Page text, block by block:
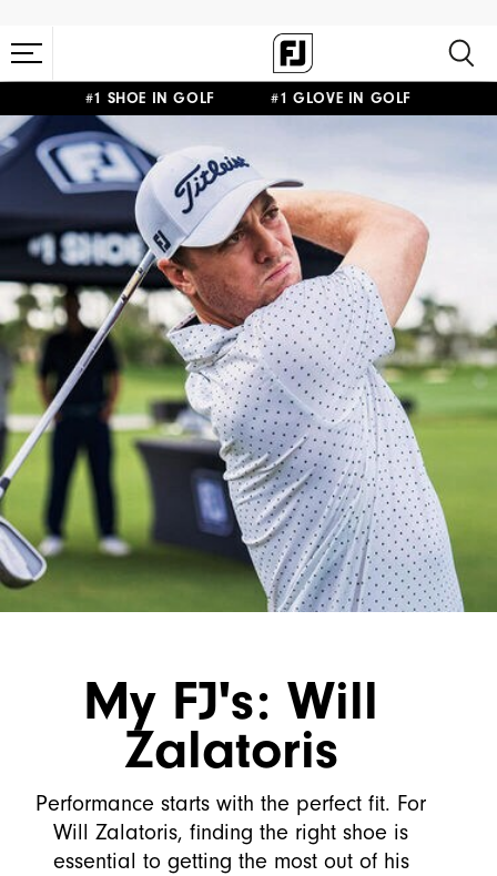
#1 SHOE IN GOLF #1 GLOVE IN GOLF
My FJ's: Will
Zalatoris
Performance starts with the perfect fit. For
Will Zalatoris, finding the right shoe is
essential to getting the most out of his